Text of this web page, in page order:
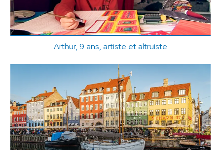
Arthur, 9 ans, artiste et altruiste